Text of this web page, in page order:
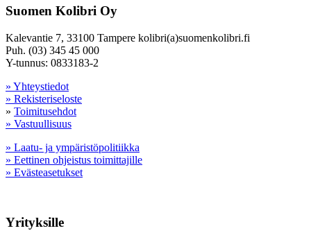
Suomen Kolibri Oy
Kalevantie 7, 33100 Tampere kolibri(a)suomenkolibri.fi
Puh. (03) 345 45 000
Y-tunnus: 0833183-2
» Yhteystiedot
» Rekisteriseloste
» Toimitusehdot
» Vastuullisuus
» Laatu- ja ympäristöpolitiikka
» Eettinen ohjeistus toimittajille
» Evästeasetukset
Yrityksille